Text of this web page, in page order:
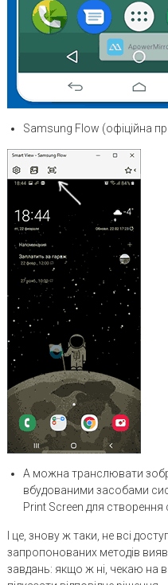
Samsung Flow (офіційна
А можна транслювати
вбудованими засобами
Print Screen для створення
І це, знову ж таки, не всі
запропонованих методів
завдань: якщо ж ні, чекаю на